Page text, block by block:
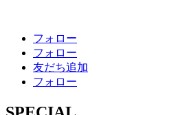
フォロー
フォロー
友だち追加
フォロー